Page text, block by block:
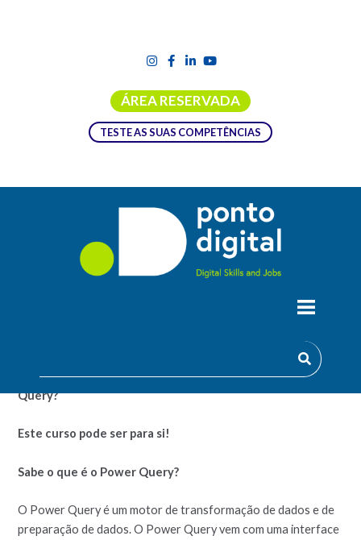
ÁREA RESERVADA
TESTE AS SUAS COMPETÊNCIAS
MICROSOFT EXCEL POWER QUERY
Quer aprender mais sobre o Microsoft Excel Power
Query?
Este curso pode ser para si!
Sabe o que é o Power Query?
O Power Query é um motor de transformação de dados e de
preparação de dados. O Power Query vem com uma interface